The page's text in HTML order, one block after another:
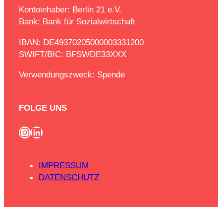
Kontoinhaber: Berlin 21 e.V.
Bank: Bank für Sozialwirtschaft
IBAN: DE49370205000003331200
SWIFT/BIC: BFSWDE33XXX
Verwendungszweck: Spende
FOLGE UNS
InstagramLinkedIn
IMPRESSUM
DATENSCHUTZ